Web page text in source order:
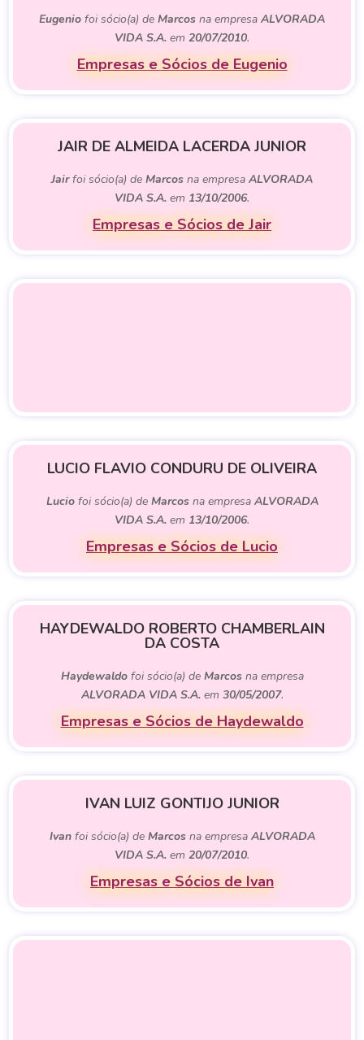
Eugenio foi sócio(a) de Marcos na empresa ALVORADA
VIDA S.A. em 20/07/2010.
Empresas e Sócios de Eugenio
JAIR DE ALMEIDA LACERDA JUNIOR
Jairfoi sócio(a) de Marcos na empresa ALVORADA
VIDA S.A. em 13/10/2006.
Empresas e Sócios de Jair
LUCIO FLAVIO CONDURU DE OLIVEIRA
Luciofoi sócio(a) de Marcosna empresa ALVORADA
VIDA S.A. em 13/10/2006.
Empresas e Sócios de Lucio
HAYDEWALDO ROBERTO CHAMBERLAIN
DA COSTA
Haydewaldofoi sócio(a) de Marcosna empresa
ALVORADA VIDA S.A.em 30/05/2007.
Empresas e Sócios de Haydewaldo
IVAN LUIZ GONTIJO JUNIOR
Ivanfoi sócio(a) de Marcosna empresa ALVORADA
VIDA S.A. em 20/07/2010.
Empresas e Sócios de Ivan